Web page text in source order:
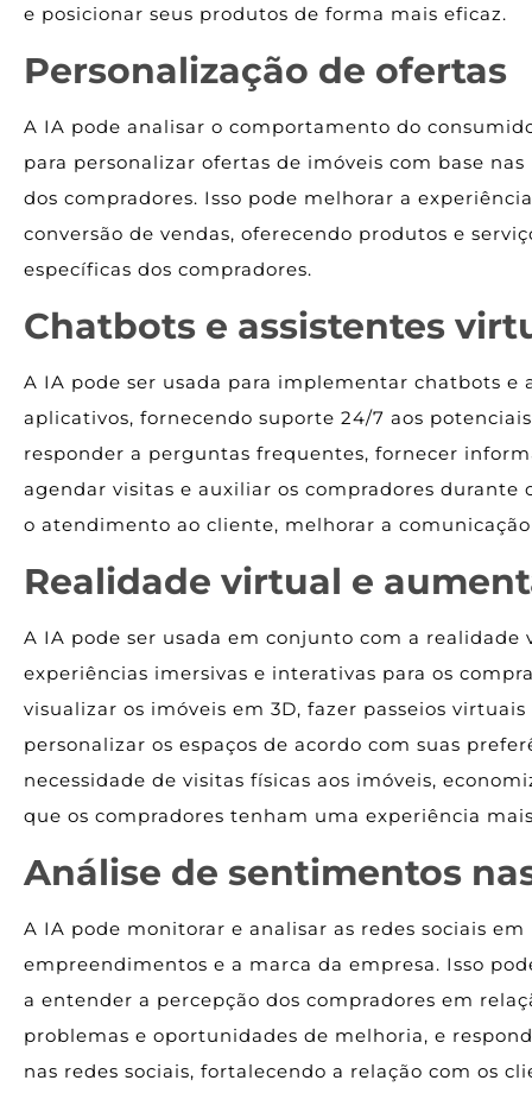
e posicionar seus produtos de forma mais eficaz.
Personalização de ofertas
A IA pode analisar o comportamento do
para personalizar ofertas de imóveis com base
dos compradores. Isso pode melhorar a
conversão de vendas, oferecendo produtos e
específicas dos compradores.
Chatbots e assistentes
A IA pode ser usada para implementar chatbots e
aplicativos, fornecendo suporte 24/7 aos
responder a perguntas frequentes, fornecer
agendar visitas e auxiliar os compradores durante
o atendimento ao cliente, melhorar a
Realidade virtual e
A IA pode ser usada em conjunto com a
experiências imersivas e interativas para os
visualizar os imóveis em 3D, fazer passeios
personalizar os espaços de acordo com suas
necessidade de visitas físicas aos imóveis,
que os compradores tenham uma experiência
Análise de sentimentos
A IA pode monitorar e analisar as redes sociais em
empreendimentos e a marca da empresa. Isso
a entender a percepção dos compradores em
problemas e oportunidades de melhoria, e
nas redes sociais, fortalecendo a relação com os